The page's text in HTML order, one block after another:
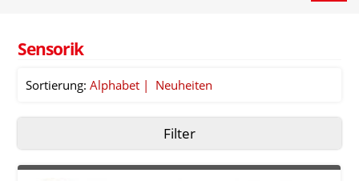
Sensorik
Sortierung: Alphabet Neuheiten
Filter